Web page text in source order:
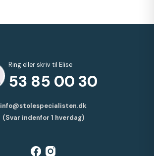
Ring eller skriv til Elise
53 85 00 30
info@stolespecialisten.dk
(Svar indenfor 1 hverdag)